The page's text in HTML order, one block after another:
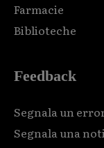
Farmacie
Biblioteche
Feedback
Segnala un
Segnala una